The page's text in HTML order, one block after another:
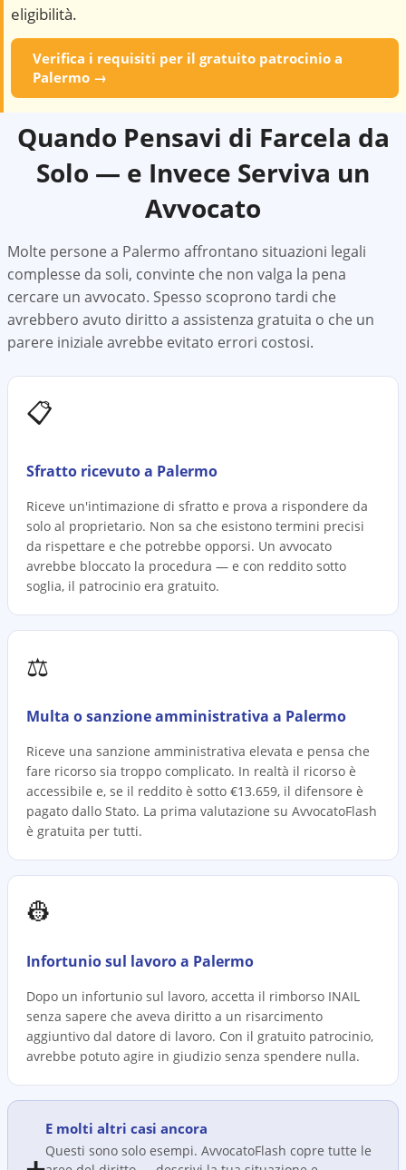
eligibilità.
Verifica i requisiti per il gratuito patrocinio a
Palermo →
Quando Pensavi di Farcela da
Solo — e Invece Serviva un
Avvocato
Molte persone a Palermo affrontano situazioni legali
complesse da soli, convinte che non valga la pena
cercare un avvocato. Spesso scoprono tardi che
avrebbero avuto diritto a assistenza gratuita o che un
parere iniziale avrebbe evitato errori costosi.
📋
Sfratto ricevuto a Palermo
Riceve un'intimazione di sfratto e prova a rispondere da
solo al proprietario. Non sa che esistono termini precisi
da rispettare e che potrebbe opporsi. Un avvocato
avrebbe bloccato la procedura — e con reddito sotto
soglia, il patrocinio era gratuito.
⚖️
Multa o sanzione amministrativa a Palermo
Riceve una sanzione amministrativa elevata e pensa che
fare ricorso sia troppo complicato. In realtà il ricorso è
accessibile e, se il reddito è sotto €13.659, il difensore è
pagato dallo Stato. La prima valutazione su AvvocatoFlash
è gratuita per tutti.
👷
Infortunio sul lavoro a Palermo
Dopo un infortunio sul lavoro, accetta il rimborso INAIL
senza sapere che aveva diritto a un risarcimento
aggiuntivo dal datore di lavoro. Con il gratuito patrocinio,
avrebbe potuto agire in giudizio senza spendere nulla.
E molti altri casi ancora
Questi sono solo esempi. AvvocatoFlash copre tutte le